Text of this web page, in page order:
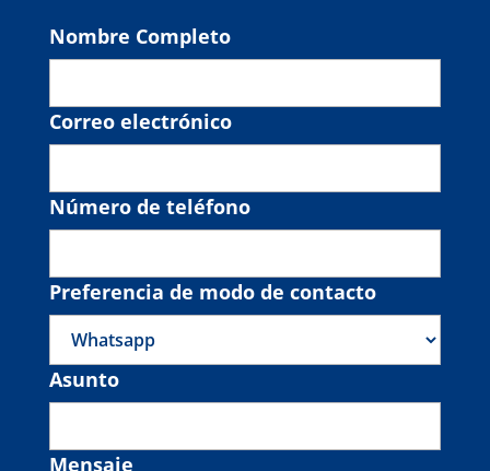
Nombre Completo
Correo electrónico
Número de teléfono
Preferencia de modo de contacto
Asunto
Mensaje